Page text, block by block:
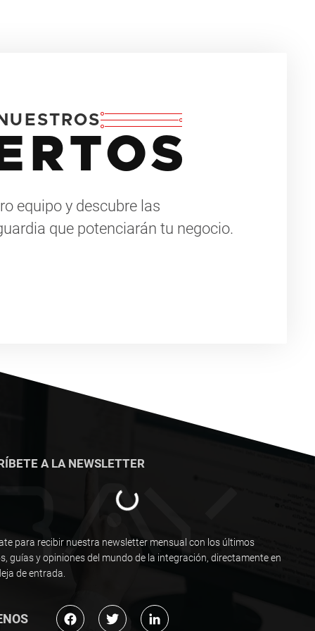
equipo y descubre las
que potenciarán tu negocio.
A LA NEWSLETTER
para recibir nuestra newsletter mensual con los últimos
guías y opiniones del mundo de la integración, directamente en
de entrada.